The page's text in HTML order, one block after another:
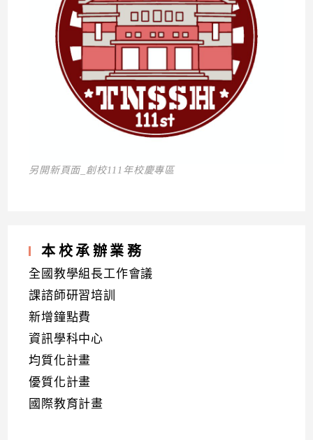
另開新頁面_創校111年校慶專區
本校承辦業務
全國教學組長工作會議
課諮師研習培訓
新增鐘點費
資訊學科中心
均質化計畫
優質化計畫
國際教育計畫